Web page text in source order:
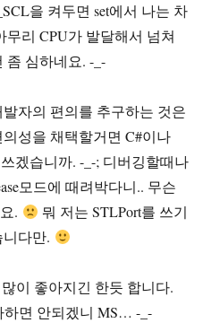
을 켜두면 set에서 나는 차
리 CPU가 발달해서 넘쳐
좀 심하네요. -_-
자의 편의를 추구하는 것은
성을 채택할거면 C#이나
겠습니까. -_-; 디버깅할때나
모드에 때려박다니.. 무슨
.
뭐 저는 STLPort를 쓰기
다만.
이 좋아지긴 한듯 합니다.
하면 안되겠니 MS… -_-